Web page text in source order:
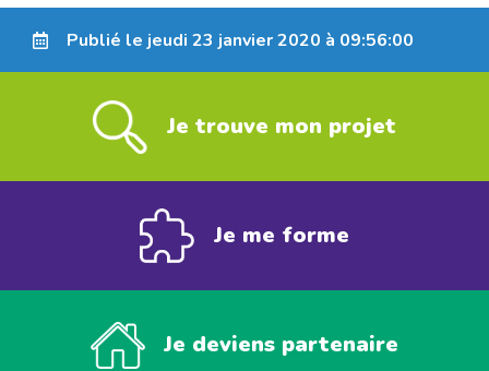
Publié le jeudi 23 janvier 2020 à 09:56:00
Je trouve mon projet
Je me forme
Je deviens partenaire